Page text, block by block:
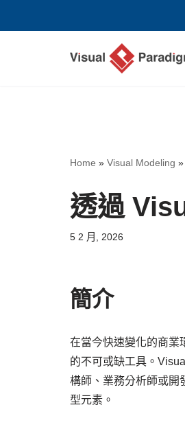
Home » Visual Modeling »
透過
5 2 月, 2026
簡介
在當今快速變化的商業
的不可或缺工具。
構師、業務分析師或開
型元素。